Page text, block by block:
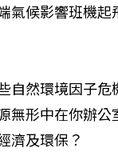
氣候影響班機
自然環境因子
無形中在你辦
濟及環保？